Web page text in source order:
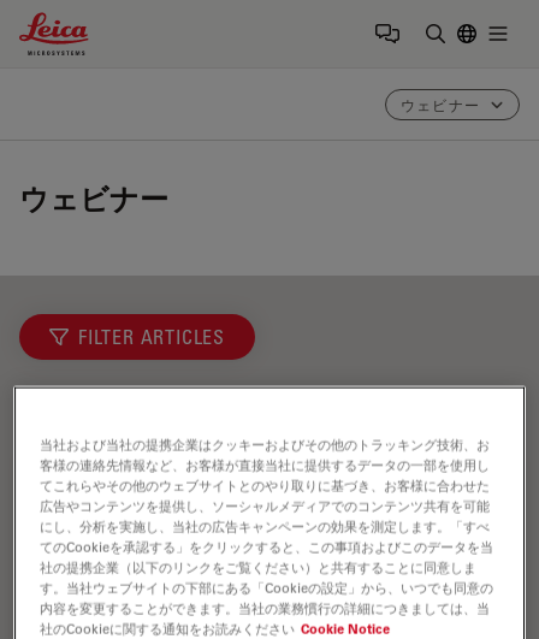
Leica Microsystems Logo
ウェビナー
ウェビナー
FILTER ARTICLES
当社および当社の提携企業はクッキーおよびその他のトラッキング技術、お
客様の連絡先情報など、お客様が直接当社に提供するデータの一部を使用し
てこれらやその他のウェブサイトとのやり取りに基づき、お客様に合わせた
広告やコンテンツを提供し、ソーシャルメディアでのコンテンツ共有を可能
にし、分析を実施し、当社の広告キャンペーンの効果を測定します。「すべ
てのCookieを承認する」をクリックすると、この事項およびこのデータを当
社の提携企業（以下のリンクをご覧ください）と共有することに同意しま
す。当社ウェブサイトの下部にある「Cookieの設定」から、いつでも同意の
内容を変更することができます。当社の業務慣行の詳細につきましては、当
社のCookieに関する通知をお読みください Cookie Notice